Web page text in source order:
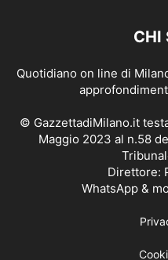
CHI
Quotidiano on line di
© GazzettadiMilano.it
Maggio 2023 al n.58
Direttore:
WhatsApp &